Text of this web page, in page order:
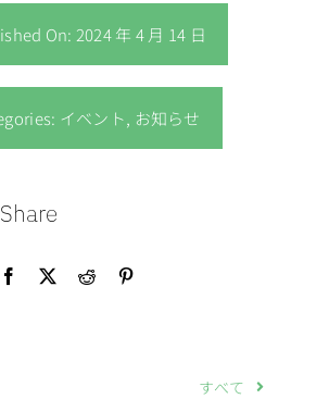
On: 2024 年 4 月 14 日
イベント, お知らせ
Share
すべて